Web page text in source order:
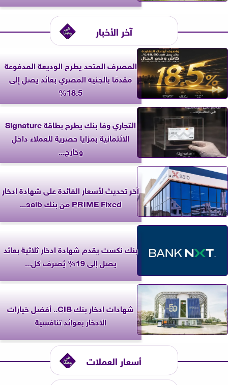
آخر الأخبار
المصرف المتحد يطرح الوديعة المدفوعة
مقدمًا بالجنيه المصري بعائد يصل إلى
18.5%
التجاري وفا بنك يطرح بطاقة Signature
الائتمانية بمزايا حصرية للعملاء داخل
وخارج...
آخر تحديث لأسعار الفائدة على شهادة ادخار
PRIME Fixed من بنك saib...
بنك نكست يقدم شهادة ادخار ثلاثية بعائد
يصل إلى 19% يُصرف كل...
شهادات ادخار بنك CIB.. أفضل خيارات
الادخار بعوائد تنافسية
أسعار العملات